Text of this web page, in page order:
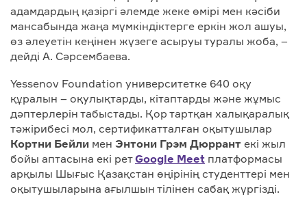
адамдардың қазіргі әлемде жеке өмірі мен кәсіби
мансабында жаңа мүмкіндіктерге еркін жол ашуы,
өз әлеуетін кеңінен жүзеге асыруы туралы жоба, –
дейді А. Сәрсембаева.
Yessenov Foundation университетке 640 оқу
құралын – оқулықтарды, кітаптарды және жұмыс
дәптерлерін табыстады. Қор тартқан халықаралық
тәжірибесі мол, сертификатталған оқытушылар
Кортни Бейли мен Энтони Грэм Дюррант екі жыл
бойы аптасына екі ретGoogle Meet платформасы
арқылы Шығыс Қазақстан өңірінің студенттері мен
оқытушыларына ағылшын тілінен сабақ жүргізді.